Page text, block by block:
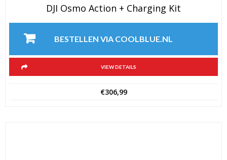
DJI Osmo Action + Charging Kit
BESTELLEN VIA COOLBLUE.NL
VIEW DETAILS
€306,99